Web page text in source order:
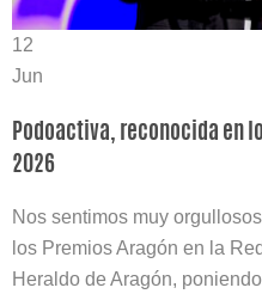
12
Jun
Podoactiva, reconocida en
2026
Nos sentimos muy
los Premios Aragón en la
Heraldo de Aragón,